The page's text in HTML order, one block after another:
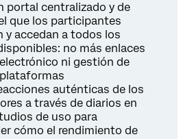
portal centralizado y de
que los participantes
y accedan a todos los
no más enlaces
ni gestión de
auténticas de los
a través de diarios en
de uso para
cómo el rendimiento de